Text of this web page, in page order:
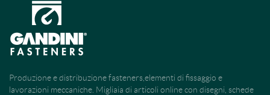
Produzione e distribuzione fasteners,elementi di fissaggio e
lavorazioni meccaniche. Migliaia di articoli online con disegni, schede